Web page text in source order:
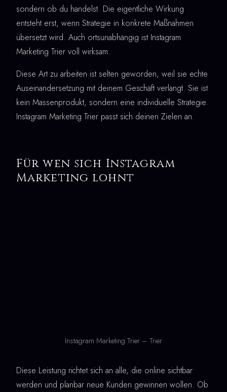
sondern ob du handelst. Die eigentliche Wirkung
entsteht erst, wenn Strategie in konkrete Maßnahmen
übersetzt wird. Auch ortsunabhängig ist Instagram
Marketing Trier voll wirksam.
Diese Art zu arbeiten ist selten geworden, weil sie echte
Auseinandersetzung mit deinem Geschäft verlangt. Sie ist
kein Massenprodukt, sondern eine individuelle Strategie.
Instagram Marketing Trier passt sich deinen Zielen an.
Für wen sich Instagram
Marketing lohnt
Instagram Marketing Trier – Trier
Diese Leistung richtet sich an alle, die online sichtbar
werden und planbar neue Kunden gewinnen wollen. Ob